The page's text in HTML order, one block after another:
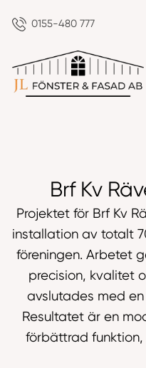
0155-480 777
Brf Kv
Projektet för Brf Kv
installation av totalt
föreningen. Arbetet
precision, kvalitet
avslutades med
Resultatet är en
förbättrad